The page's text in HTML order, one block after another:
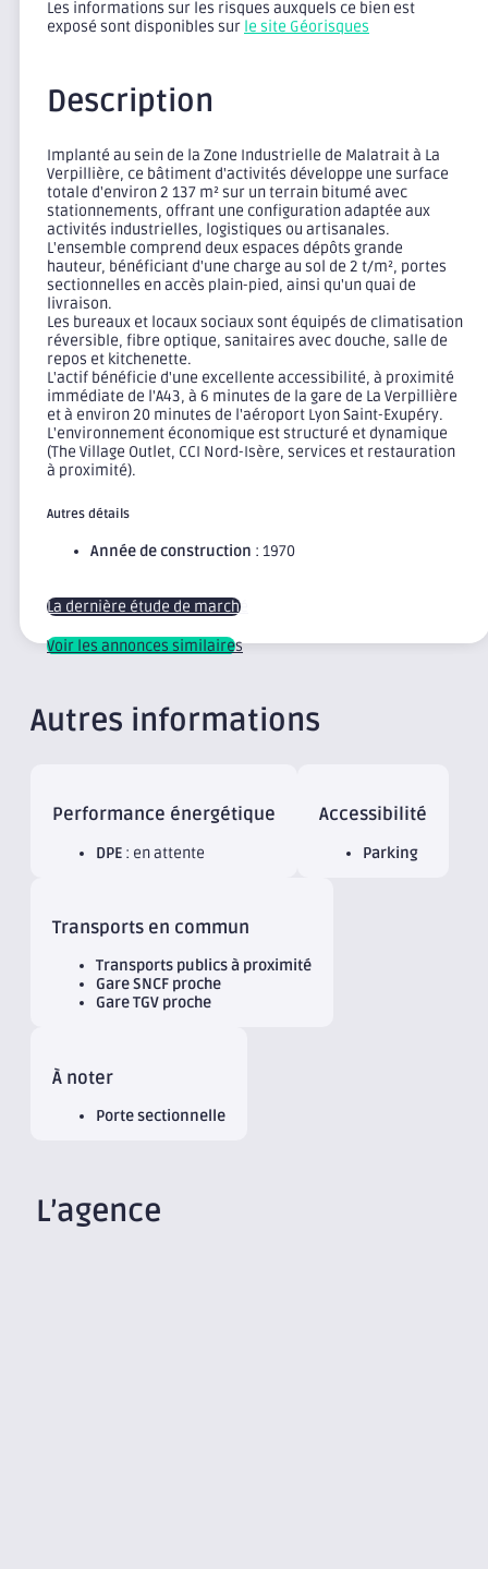
Les informations sur les risques auxquels ce bien est
exposé sont disponibles sur le site Géorisques
Description
Implanté au sein de la Zone Industrielle de Malatrait à La
Verpillière, ce bâtiment d'activités développe une surface
totale d'environ 2 137 m² sur un terrain bitumé avec
stationnements, offrant une configuration adaptée aux
activités industrielles, logistiques ou artisanales.
L'ensemble comprend deux espaces dépôts grande
hauteur, bénéficiant d'une charge au sol de 2 t/m², portes
sectionnelles en accès plain-pied, ainsi qu'un quai de
livraison.
Les bureaux et locaux sociaux sont équipés de climatisation
réversible, fibre optique, sanitaires avec douche, salle de
repos et kitchenette.
L'actif bénéficie d'une excellente accessibilité, à proximité
immédiate de l'A43, à 6 minutes de la gare de La Verpillière
et à environ 20 minutes de l'aéroport Lyon Saint-Exupéry.
L'environnement économique est structuré et dynamique
(The Village Outlet, CCI Nord-Isère, services et restauration
à proximité).
Autres détails
Année de construction : 1970
La dernière étude de marché
Voir les annonces similaires
Autres informations
Performance énergétique
DPE : en attente
Accessibilité
Parking
Transports en commun
Transports publics à proximité
Gare SNCF proche
Gare TGV proche
À noter
Porte sectionnelle
L’agence